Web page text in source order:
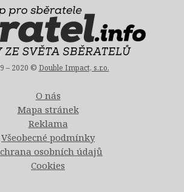
– 2020 © Double Impact, s.r.o.
O nás
Mapa stránek
Reklama
Všeobecné podmínky
osobních údajů
Cookies